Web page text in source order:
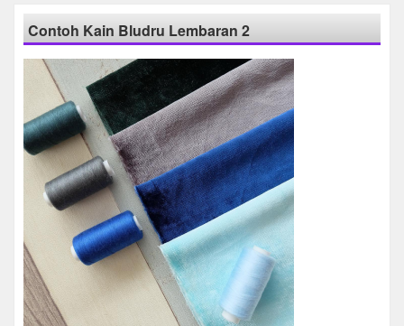
Contoh Kain Bludru Lembaran 2